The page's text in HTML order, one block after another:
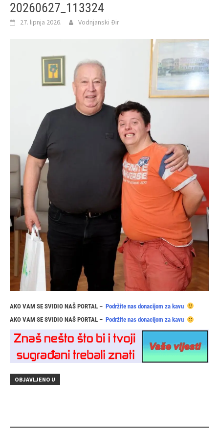
20260627_113324
27. lipnja 2026. Vodnjanski Đir
AKO VAM SE SVIDIO NAŠ PORTAL – Podržite nas donacijom za kavu
AKO VAM SE SVIDIO NAŠ PORTAL – Podržite nas donacijom za kavu
OBJAVLJENO U